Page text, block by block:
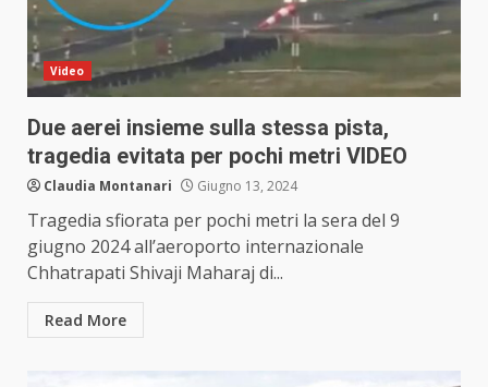
Video
Due aerei insieme sulla stessa pista,
tragedia evitata per pochi metri VIDEO
Claudia Montanari Giugno 13, 2024
Tragedia sfiorata per pochi metri la sera del 9
giugno 2024 all’aeroporto internazionale
Chhatrapati Shivaji Maharaj di...
Read More